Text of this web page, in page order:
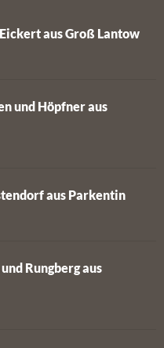
aus Groß Lantow
und Höpfner aus
aus Parkentin
Rungberg aus